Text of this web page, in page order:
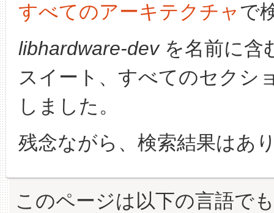
すべてのアーキテクチャで
libhardware-devを名前に含
スイート、すべてのセクシ
しました。
残念ながら、検索結果はあ
このページは以下の言語で